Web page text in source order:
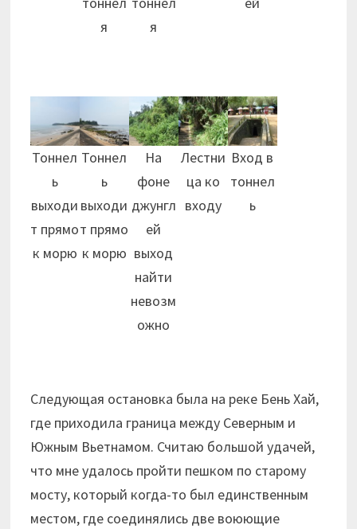
я
я
Тоннел
ь
выходи
т прямо
к морю
Тоннел
ь
выходи
т прямо
к морю
На
фоне
джунгл
ей
выход
найти
невозм
ожно
Лестни
ца ко
входу
Вход в
тоннел
ь
Следующая остановка была на реке Бень Хай,
где приходила граница между Северным и
Южным Вьетнамом. Считаю большой удачей,
что мне удалось пройти пешком по старому
мосту, который когда-то был единственным
местом, где соединялись две воюющие